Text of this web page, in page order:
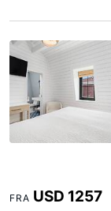
FRA USD 1257